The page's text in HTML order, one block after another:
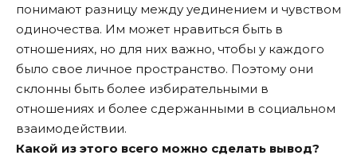
понимают разницу между уединением и чувством
одиночества. Им может нравиться быть в
отношениях, но для них важно, чтобы у каждого
было свое личное пространство. Поэтому они
склонны быть более избирательными в
отношениях и более сдержанными в социальном
взаимодействии.
Какой из этого всего можно сделать вывод?